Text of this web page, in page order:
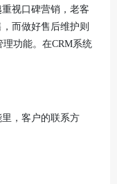
视口碑营销，老客
而做好售后维护则
功能。在CRM系统
，客户的联系方